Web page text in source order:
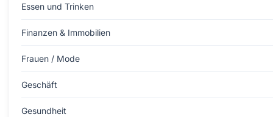
Essen und Trinken
Finanzen & Immobilien
Frauen / Mode
Geschäft
Gesundheit